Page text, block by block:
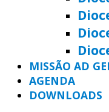
MISSÃO AD
AGENDA
DOWNLOADS